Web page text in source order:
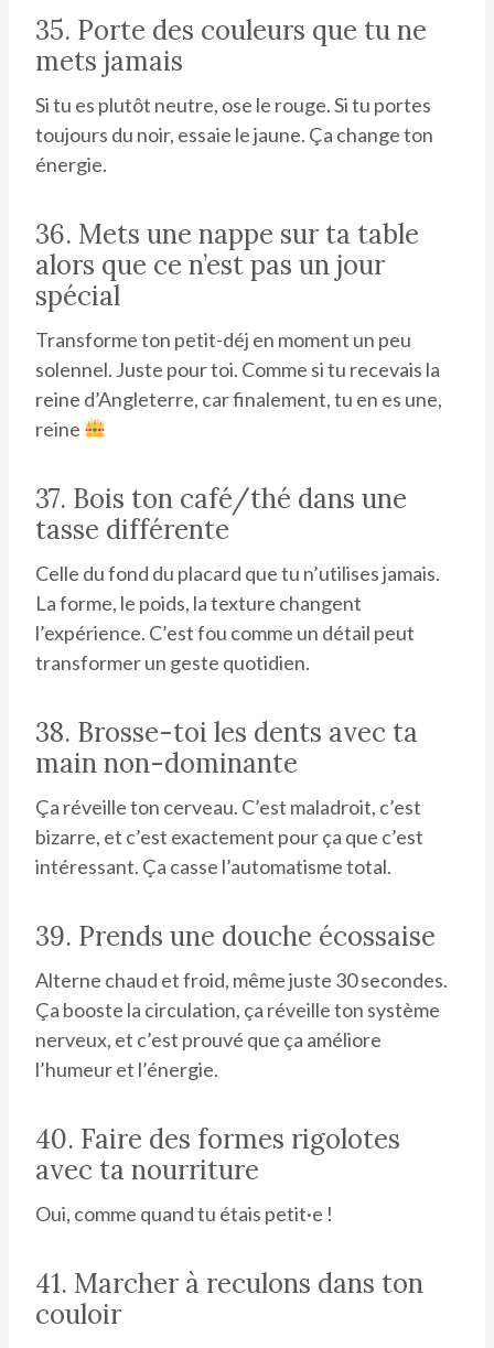
35. Porte des couleurs que tu ne
mets jamais
Si tu es plutôt neutre, ose le rouge. Si tu portes
toujours du noir, essaie le jaune. Ça change ton
énergie.
36. Mets une nappe sur ta table
alors que ce n’est pas un jour
spécial
Transforme ton petit-déj en moment un peu
solennel. Juste pour toi. Comme si tu recevais la
reine d’Angleterre, car finalement, tu en es une,
reine
37. Bois ton café/thé dans une
tasse différente
Celle du fond du placard que tu n’utilises jamais.
La forme, le poids, la texture changent
l’expérience. C’est fou comme un détail peut
transformer un geste quotidien.
38. Brosse-toi les dents avec ta
main non-dominante
Ça réveille ton cerveau. C’est maladroit, c’est
bizarre, et c’est exactement pour ça que c’est
intéressant. Ça casse l’automatisme total.
39. Prends une douche écossaise
Alterne chaud et froid, même juste 30 secondes.
Ça booste la circulation, ça réveille ton système
nerveux, et c’est prouvé que ça améliore
l’humeur et l’énergie.
40. Faire des formes rigolotes
avec ta nourriture
Oui, comme quand tu étais petit·e !
41. Marcher à reculons dans ton
couloir